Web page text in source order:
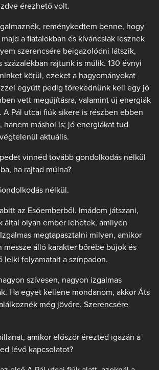
érezhető volt.
reménykedtem benne, hogy
a fiatalokban és kíváncsiak lesznek
szerencsére beigazolódni látszik,
százalékban rajtunk is múlik. 130 évnyi
körül, ezeket a hagyományokat
együtt pedig törekednünk kell egy jó
vett megújításra, valamint új energiák
A Pál utcai fiúk sikere is részben ebben
hanem máshol is; jó energiákat tud
aktuális.
vinnéd tovább gondolkodás nélkül
ha rajtad múlna?
nélkül.
az Esőemberből. Imádom játszani,
által olyan ember lehetek, amilyen
megtapasztalni milyen, amikor
messze álló karakter bőrébe bújok és
lelki folyamatait a színpadon.
szívesen, nagyon izgalmas
Ha egyet kellene mondanom, akkor Áts
még jövőre. Szerencsére
amikor először érezted igazán a
lévő kapcsolatot?